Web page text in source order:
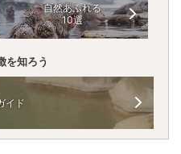
自然あふれる
10選
を知ろう
イド